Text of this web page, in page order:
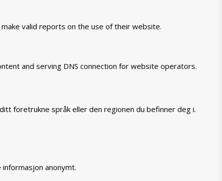
valid reports on the use of their website.
and serving DNS connection for website operators.
foretrukne språk eller den regionen du befinner deg i.
anonymt.